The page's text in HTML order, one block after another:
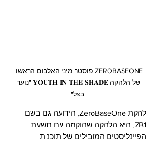
ZEROBASEONE פוסטר מיני האלבום הראשון
של הלהקה 𝐘𝐎𝐔𝐓𝐇 𝐈𝐍 𝐓𝐇𝐄 𝐒𝐇𝐀𝐃𝐄 "נוער
בצל"
להקת ZeroBaseOne, הידועה גם בשם
ZB1, היא הלהקה שהוקמה עם תשעת
הפיינליסטים המובילים של תוכנית